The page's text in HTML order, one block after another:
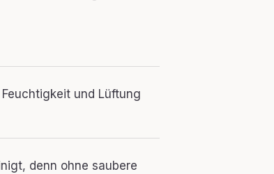
und Lüftung
denn ohne saubere